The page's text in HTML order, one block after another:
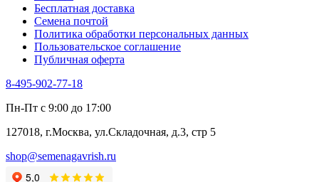
Бесплатная доставка
Семена почтой
Политика обработки персональных данных
Пользовательское соглашение
Публичная оферта
8-495-902-77-18
Пн-Пт с 9:00 до 17:00
127018, г.Москва, ул.Складочная, д.3, стр 5
shop@semenagavrish.ru